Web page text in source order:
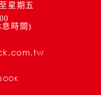
星期五
時間)